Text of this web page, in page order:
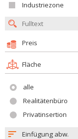
Industriezone
Preis
Fläche
alle
Realitätenbüro
Privatinsertion
Einfügung abw.